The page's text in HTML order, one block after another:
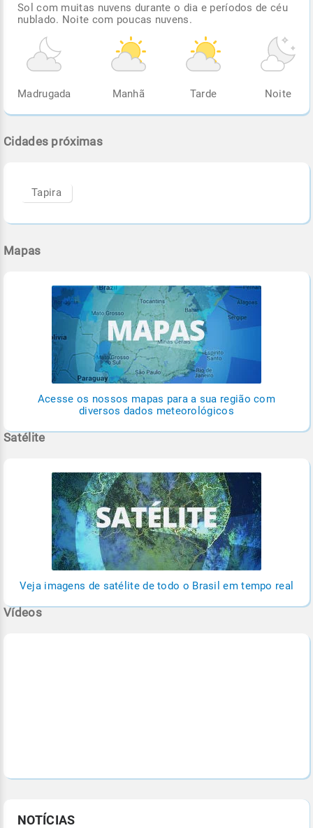
Sol com muitas nuvens durante o dia e períodos de céu
nublado. Noite com poucas nuvens.
Madrugada Manhã Tarde Noite
Cidades próximas
Tapira
Mapas
Acesse os nossos mapas para a sua região com
diversos dados meteorológicos
Satélite
Veja imagens de satélite de todo o Brasil em tempo real
Vídeos
NOTÍCIAS